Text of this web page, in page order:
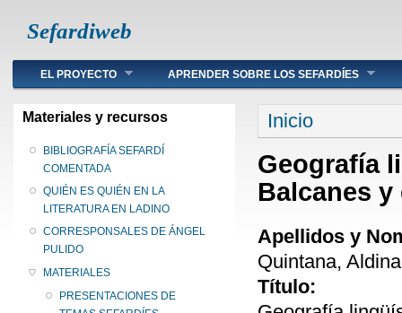
Sefardiweb
Main menu
EL PROYECTO APRENDER SOBRE LOS SEFARDÍES
Materiales y recursos
BIBLIOGRAFÍA SEFARDÍ
COMENTADA
QUIÉN ES QUIÉN EN LA
LITERATURA EN LADINO
CORRESPONSALES DE ÁNGEL
PULIDO
MATERIALES
PRESENTACIONES DE
Se encuentra
Inicio
Geografía
Balcanes y
Apellidos y
Quintana, Aldina
Título: